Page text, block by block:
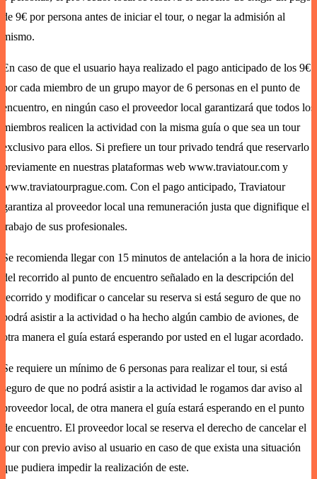
de 9€ por persona antes de iniciar el tour, o negar la admisión al
mismo.
En caso de que el usuario haya realizado el pago anticipado de los 9€
por cada miembro de un grupo mayor de 6 personas en el punto de
encuentro, en ningún caso el proveedor local garantizará que todos los
miembros realicen la actividad con la misma guía o que sea un tour
exclusivo para ellos. Si prefiere un tour privado tendrá que reservarlo
previamente en nuestras plataformas web www.traviatour.com y
www.traviatourprague.com. Con el pago anticipado, Traviatour
garantiza al proveedor local una remuneración justa que dignifique el
trabajo de sus profesionales.
Se recomienda llegar con 15 minutos de antelación a la hora de inicio
del recorrido al punto de encuentro señalado en la descripción del
recorrido y modificar o cancelar su reserva si está seguro de que no
podrá asistir a la actividad o ha hecho algún cambio de aviones, de
otra manera el guía estará esperando por usted en el lugar acordado.
Se requiere un mínimo de 6 personas para realizar el tour, si está
seguro de que no podrá asistir a la actividad le rogamos dar aviso al
proveedor local, de otra manera el guía estará esperando en el punto
de encuentro. El proveedor local se reserva el derecho de cancelar el
tour con previo aviso al usuario en caso de que exista una situación
que pudiera impedir la realización de este.